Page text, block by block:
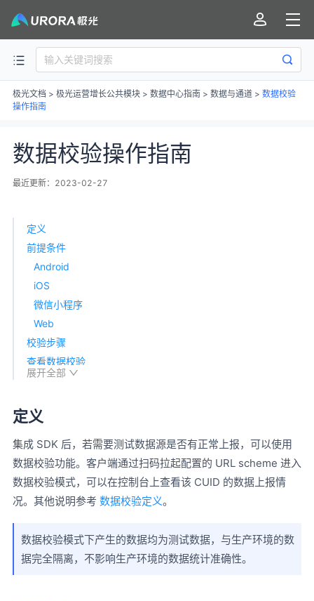
极光文档 > 极光运营增长公共模块 > 数据中心指南 > 数据与通道 > 数据校验
操作指南
数据校验操作指南
最近更新：2023-02-27
定义
前提条件
Android
iOS
微信小程序
Web
校验步骤
查看数据校验
实时刷新
退出数据校验模式
展开全部
定义
集成 SDK 后，若需要测试数据源是否有正常上报，可以使用
数据校验功能。客户端通过扫码拉起配置的 URL scheme 进入
数据校验模式，可以在控制台上查看该 CUID 的数据上报情
况。其他说明参考 数据校验定义。
数据校验模式下产生的数据均为测试数据，与生产环境的数
据完全隔离，不影响生产环境的数据统计准确性。